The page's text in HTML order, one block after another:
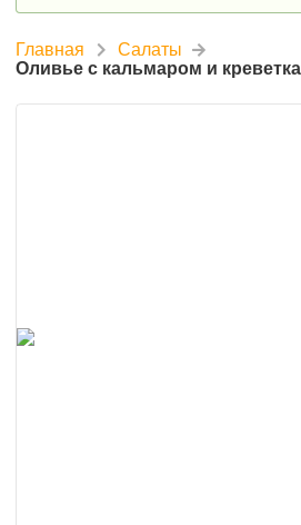
Главная Салаты
Оливье с кальмаром и